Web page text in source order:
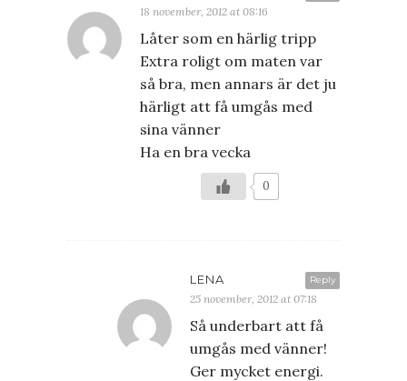
18 november, 2012 at 08:16
Låter som en härlig tripp
Extra roligt om maten var
så bra, men annars är det ju
härligt att få umgås med
sina vänner
Ha en bra vecka
0
Reply
LENA
25 november, 2012 at 07:18
Så underbart att få
umgås med vänner!
Ger mycket energi.